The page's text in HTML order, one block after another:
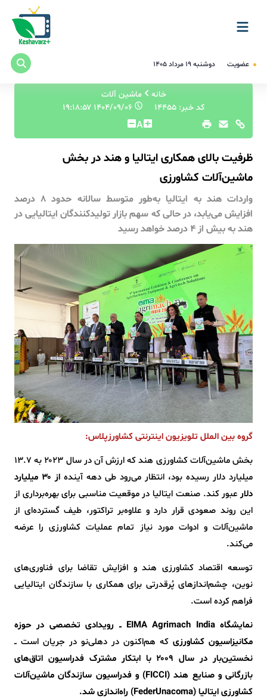
عضویت دوشنبه ۱۹ مرداد ۱۴۰۵
خانه
ماشین آلات
کد خبر: 14455
A
ظرفیت بالای همکاری ایتالیا و هند در بخش
ماشین‌آلات کشاورزی
واردات هند به ایتالیا به‌طور متوسط سالانه حدود ۸ درصد
افزایش می‌یابد، در حالی که سهم بازار تولیدکنندگان ایتالیایی در
هند به بیش از ۴ درصد خواهد رسید
گروه بین الملل تلویزیون اینترنتی کشاورزپلاس:
بخش ماشین‌آلات کشاورزی هند که ارزش آن در سال ۲۰۲۳ به ۱۳.۷
میلیارد دلار رسیده بود، انتظار می‌رود طی دهه آینده
از ۳۰ میلیارد
دلار عبور کند. صنعت ایتالیا در موقعیت مناسبی برای بهره‌برداری از
این روند صعودی قرار دارد و علاوه‌بر تراکتور، طیف گسترده‌ای از
ماشین‌آلات و ادوات مورد نیاز تمام عملیات کشاورزی را عرضه
می‌کند.
توسعه اقتصاد کشاورزی هند و افزایش تقاضا برای فناوری‌های
نوین، چشم‌اندازهای پُرقدرتی برای همکاری با سازندگان ایتالیایی
فراهم کرده است.
نمایشگاه EIMA Agrimach India ــ رویدادی تخصصی در حوزه
مکانیزاسیون کشاورزی که هم‌اکنون در دهلی‌نو در جریان است ــ
نخستین‌بار در سال ۲۰۰۹ با ابتکار مشترک فدراسیون اتاق‌های
بازرگانی و صنایع هند (FICCI) و فدراسیون سازندگان ماشین‌آلات
کشاورزی ایتالیا (FederUnacoma) راه‌اندازی شد.